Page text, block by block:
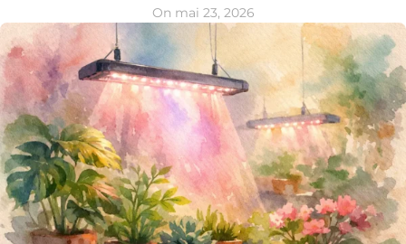
On mai 23, 2026